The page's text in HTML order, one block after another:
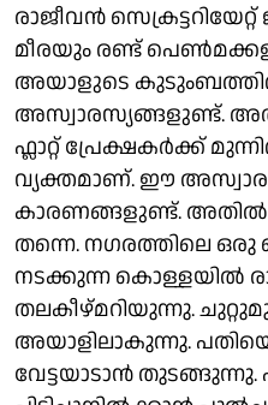
രാജീവൻ
മീരയും രണ്ട്
അയാളുടെ
അസ്വാരസ്യങ്ങളുണ്ട്.
ഫ്ലാറ്റ് പ്രേക്ഷകർക്ക്
വ്യക്തമാണ്. ഈ
കാരണങ്ങളുണ്ട്. അതിൽ
തന്നെ. നഗരത്തിലെ ഒരു
നടക്കുന്ന കൊള്ളയിൽ
തലകീഴ്‌മറിയുന്നു.
അയാളിലാകുന്നു.
വേട്ടയാടാൻ